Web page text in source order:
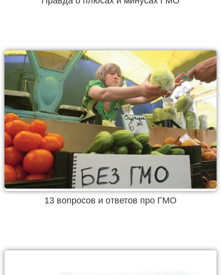
13 вопросов и ответов про ГМО